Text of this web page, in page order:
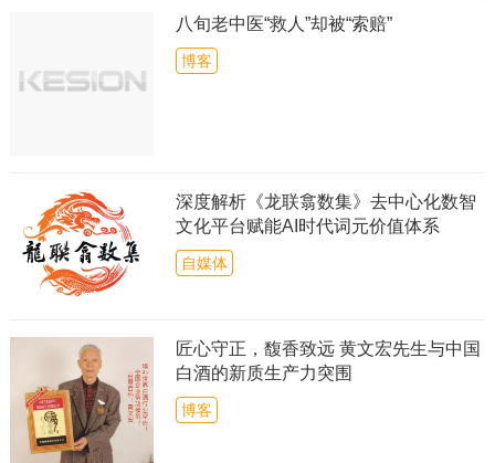
八旬老中医“救人”却被“索赔”
博客
深度解析《龙联翕数集》去中心化数智
文化平台赋能AI时代词元价值体系
自媒体
匠心守正，馥香致远 黄文宏先生与中国
白酒的新质生产力突围
博客